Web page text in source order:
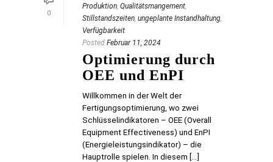
0
Produktion, Qualitätsmangement,
Stillstandszeiten, ungeplante Instandhaltung,
Verfügbarkeit
Posted Februar 11, 2024
Optimierung durch
OEE und EnPI
Willkommen in der Welt der
Fertigungsoptimierung, wo zwei
Schlüsselindikatoren – OEE (Overall
Equipment Effectiveness) und EnPI
(Energieleistungsindikator) – die
Hauptrolle spielen. In diesem [...]